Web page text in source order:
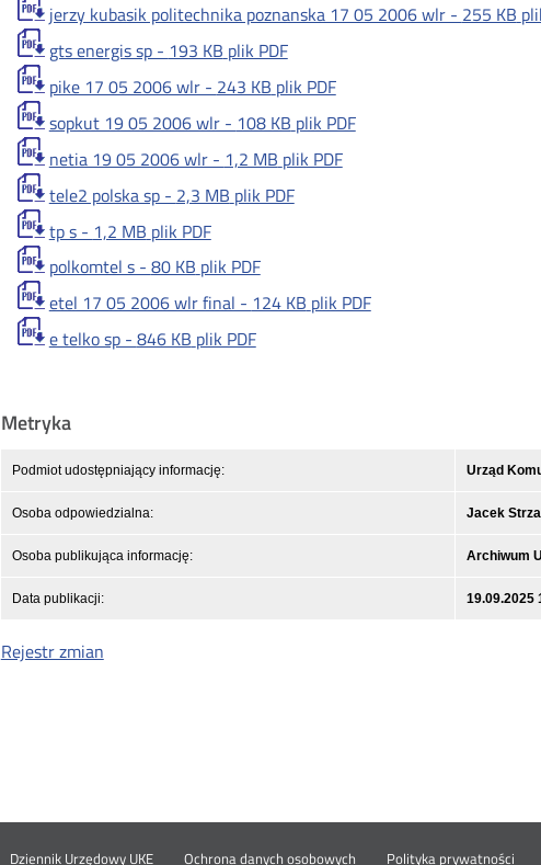
jerzy kubasik politechnika poznanska 17 05 2006 wlr - 255 KB
gts energis sp - 193 KB plik PDF
pike 17 05 2006 wlr - 243 KB plik PDF
sopkut 19 05 2006 wlr - 108 KB plik PDF
netia 19 05 2006 wlr - 1,2 MB plik PDF
tele2 polska sp - 2,3 MB plik PDF
tp s - 1,2 MB plik PDF
polkomtel s - 80 KB plik PDF
etel 17 05 2006 wlr final - 124 KB plik PDF
e telko sp - 846 KB plik PDF
Metryka
Podmiot udostępniający informację: Urząd
Osoba odpowiedzialna: Jacek
Osoba publikująca informację: Archiwum
Data publikacji: 19.09.2025
Rejestr zmian
Dziennik Urzędowy UKE Otwórz
Ochrona danych osobowych Polityka prywatności